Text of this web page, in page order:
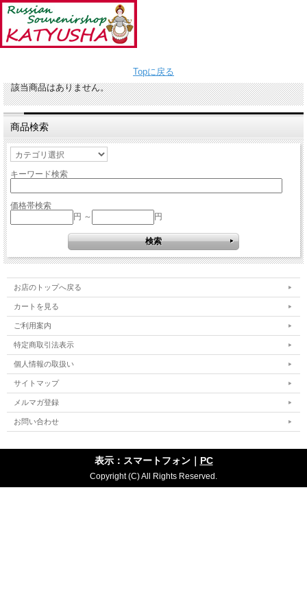
Topに戻る
該当商品はありません。
商品検索
キーワード検索
価格帯検索
円 ～
円
お店のトップへ戻る
カートを見る
ご利用案内
特定商取引法表示
個人情報の取扱い
サイトマップ
メルマガ登録
お問い合わせ
表示：スマートフォン｜ PC
Copyright (C) All Rights Reserved.